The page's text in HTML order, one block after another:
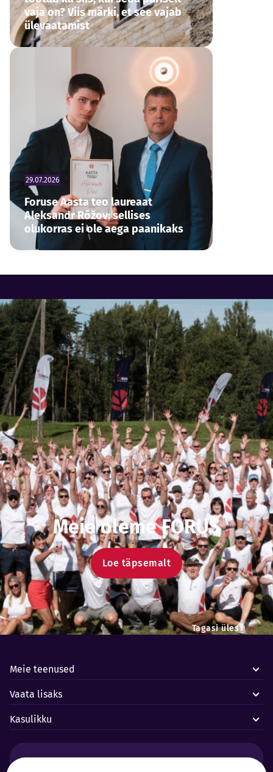
vaja on? Viis märki, et see vajab
ülevaatamist
29.07.2026
Foruse Aasta teo laureaat
Aleksandr Rõžov: sellises
olukorras ei ole aega paanikaks
Meie oleme FORUS
Loe täpsemalt
Tagasi üles
Meie teenused
Vaata lisaks
Kasulikku